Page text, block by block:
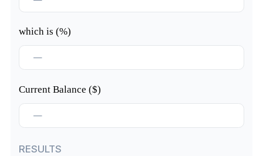
which is (%)
Current Balance ($)
RESULTS